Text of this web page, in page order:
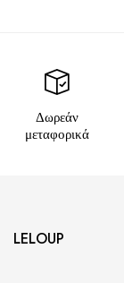
Δωρεάν
μεταφορικά
LELOUP